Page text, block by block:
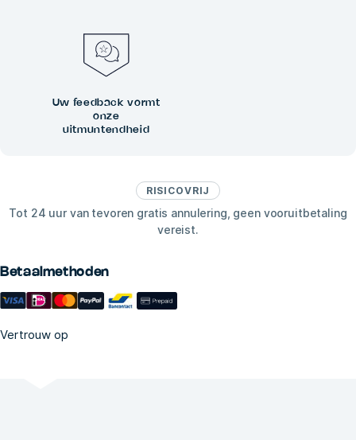
RISICOVRIJ
Tot 24 uur van tevoren gratis annulering, geen vooruitbetaling
vereist.
Betaalmethoden
Vertrouw op
Uw feedback vormt
onze
uitmuntendheid